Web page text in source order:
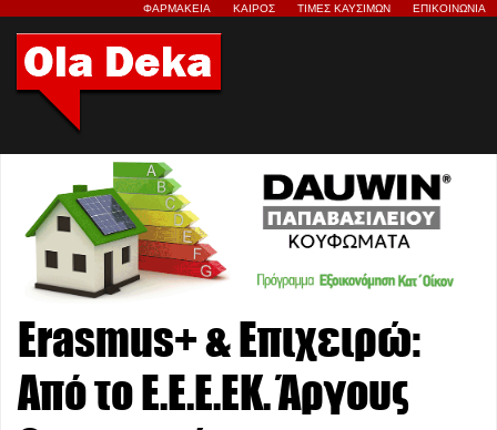
ΦΑΡΜΑΚΕΙΑ ΚΑΙΡΟΣ ΤΙΜΕΣ ΚΑΥΣΙΜΩΝ ΕΠΙΚΟΙΝΩΝΙΑ
Erasmus+ & Επιχειρώ:
Από το Ε.Ε.Ε.ΕΚ. Άργους